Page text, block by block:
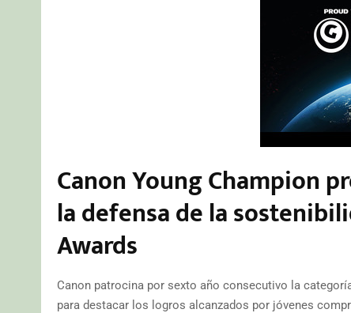
Canon Young Champion
la defensa de la
Awards
Canon patrocina por sexto año consecutivo la
para destacar los logros alcanzados por jóvenes